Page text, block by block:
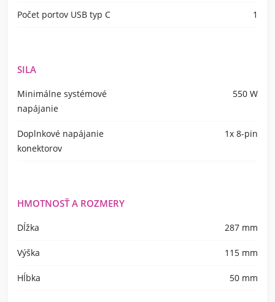
Počet portov USB typ C 1
SILA
Minimálne systémové
napájanie
550 W
Doplnkové napájanie
konektorov
1x 8-pin
HMOTNOSŤ A ROZMERY
Dĺžka 287 mm
Výška 115 mm
Hĺbka 50 mm